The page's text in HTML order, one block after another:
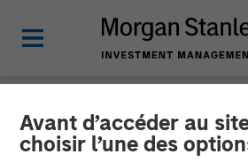
Avant d’accéder au
choisir l’une des
NEWSROOM